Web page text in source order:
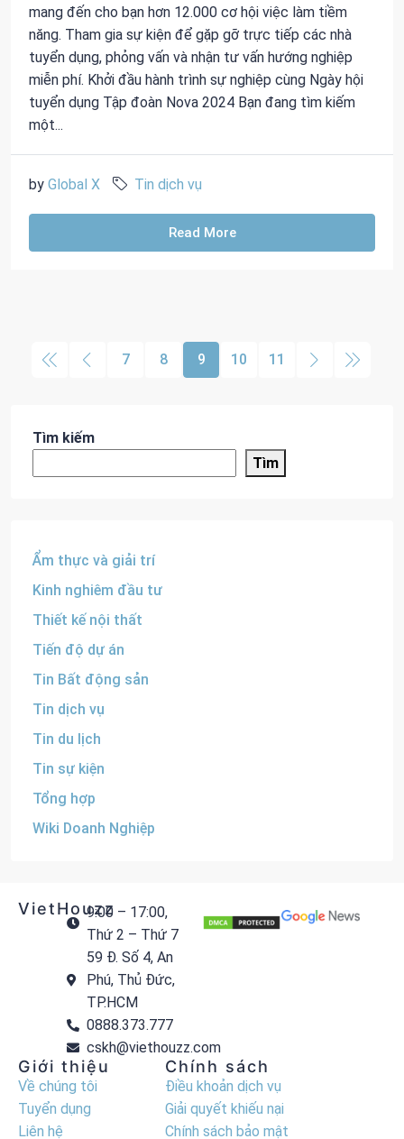
mang đến cho bạn hơn 12.000 cơ hội việc làm tiềm
năng. Tham gia sự kiện để gặp gỡ trực tiếp các nhà
tuyển dụng, phỏng vấn và nhận tư vấn hướng nghiệp
miễn phí. Khởi đầu hành trình sự nghiệp cùng Ngày hội
tuyển dụng Tập đoàn Nova 2024 Bạn đang tìm kiếm
một...
by Global X Tin dịch vụ
Read More
7 8 9 10 11
Tìm kiếm
Tìm
Ẩm thực và giải trí
Kinh nghiêm đầu tư
Thiết kế nội thất
Tiến độ dự án
Tin Bất động sản
Tin dịch vụ
Tin du lịch
Tin sự kiện
Tổng hợp
Wiki Doanh Nghiệp
VietHouzz9:00 – 17:00,
Thứ 2 – Thứ 7
59 Đ. Số 4, An
Phú, Thủ Đức,
TP.HCM
0888.373.777
cskh@viethouzz.com
Giới thiệu
Về chúng tôi
Tuyển dụng
Liên hệ
Chính sách
Điều khoản dịch vụ
Giải quyết khiếu nại
Chính sách bảo mật